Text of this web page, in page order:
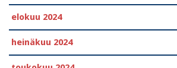
elokuu 2024
heinäkuu 2024